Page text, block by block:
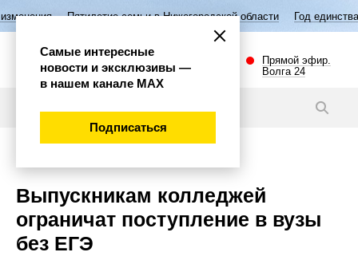
семьи в Нижегородской области Год единства народов России
Прямой эфир.
Волга 24
Выпускникам колледжей
ограничат поступление в вузы
без ЕГЭ
Самые интересные
новости и эксклюзивы —
в нашем канале МАХ
Подписаться